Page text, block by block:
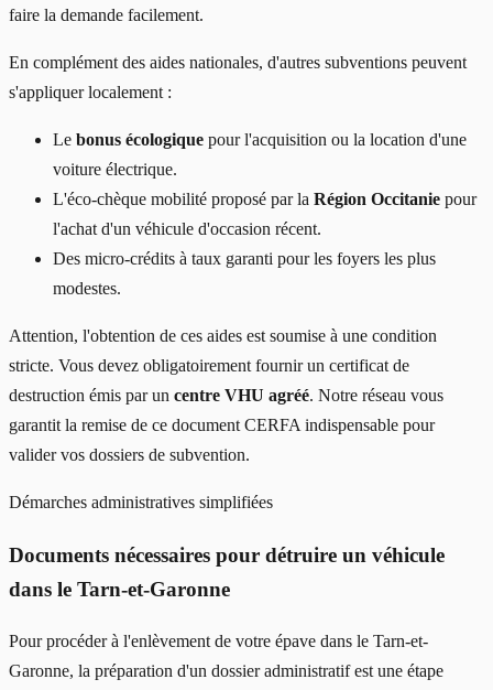
faire la demande facilement.
En complément des aides nationales, d'autres subventions peuvent
s'appliquer localement :
Le bonus écologique pour l'acquisition ou la location d'une
voiture électrique.
L'éco-chèque mobilité proposé par la Région Occitanie pour
l'achat d'un véhicule d'occasion récent.
Des micro-crédits à taux garanti pour les foyers les plus
modestes.
Attention, l'obtention de ces aides est soumise à une condition
stricte. Vous devez obligatoirement fournir un certificat de
destruction émis par un centre VHU agréé. Notre réseau vous
garantit la remise de ce document CERFA indispensable pour
valider vos dossiers de subvention.
Démarches administratives simplifiées
Documents nécessaires pour détruire un véhicule
dans le Tarn-et-Garonne
Pour procéder à l'enlèvement de votre épave dans le Tarn-et-
Garonne, la préparation d'un dossier administratif est une étape